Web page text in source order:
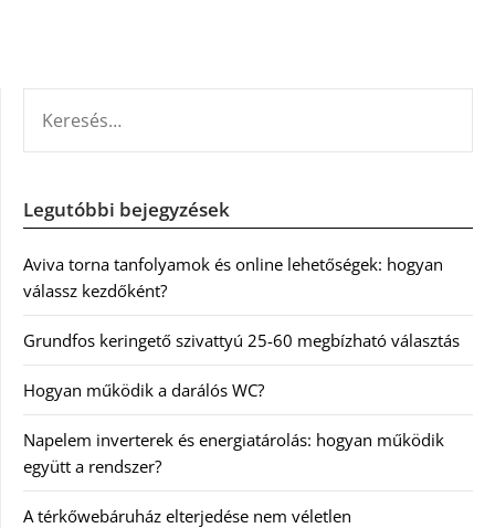
Legutóbbi bejegyzések
Aviva torna tanfolyamok és online lehetőségek: hogyan
válassz kezdőként?
Grundfos keringető szivattyú 25-60 megbízható választás
Hogyan működik a darálós WC?
Napelem inverterek és energiatárolás: hogyan működik
együtt a rendszer?
A térkőwebáruház elterjedése nem véletlen